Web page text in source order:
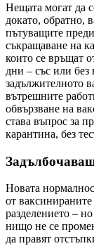
Нещата могат да
докато, обратно,
пътуващите
съкращаване на
които се връщат
дни – със или без
задължителното
вътрешните
обвързване на
става въпрос за
карантина, без
Новата
от
разделението –
нищо не се
да правят